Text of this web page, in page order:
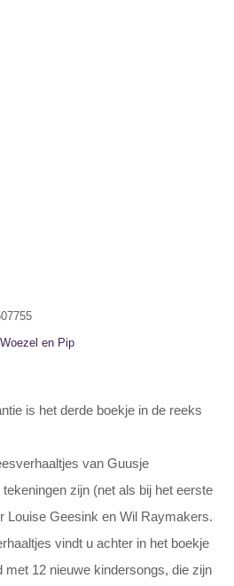
Woezel en Pip
is het derde boekje in de reeks
van Guusje
zijn (net als bij het eerste
Louise Geesink en Wil Raymakers.
vindt u achter in het boekje
met 12 nieuwe kindersongs, die zijn